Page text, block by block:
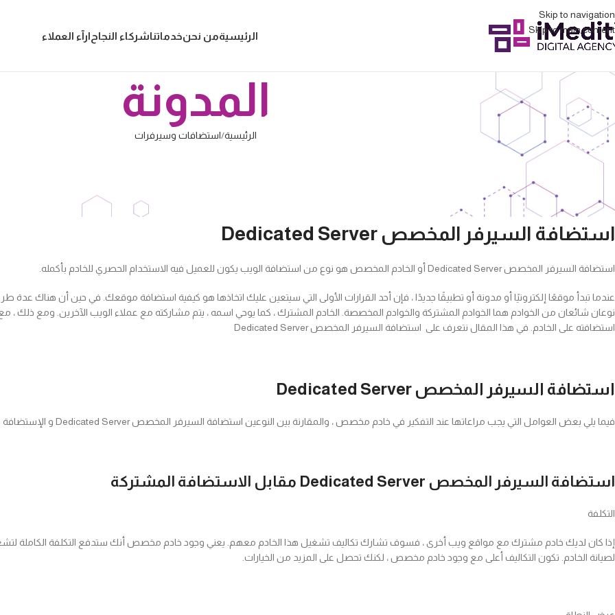
Skip to navigation
Skip to main content
الرئيسيةمن نحنخدماتناشركاء النجاح ارآء العملاء
المدونة
الرئيسية استضافات وسيرفرات
استضافة السيرفر المخصص Dedicated Server
استضافة السيرفر المخصص Dedicated Server أو الخادم المخصص هو نوع من استضافة الويب يكون للعميل فيه الاستخدام الحصري للخادم بأكمله.
عندما تبدأ موقعًا إلكترونيًا أو مدونة أو تطبيقًا جديدًا ، فإن أحد القرارات الأولى التي سيتعين عليك اتخاذها هو كيفية استضافة موقعك. في حين أن هناك
نوعان شائعان من الخوادم هما الخوادم المشتركة والخوادم المخصصة. الخادم المشترك ، كما يوحي اسمه ، يتم مشاركته مع عملاء الويب الآخرين. ومع
استضافته على الخادم. في هذا المقال نتعرف على استضافة السيرفر المخصص Dedicated Server
استضافة السيرفر المخصص Dedicated Server
فيما يلي بعض العوامل التي يجب مراعاتها عند التفكير في خادم مخصص ، والمقارنة بين النوعين استضافة السيرفر المخصص Dedicated Server و الإستضافة المشتركة.
استضافة السيرفر المخصص Dedicated Server مقابل الاستضافة المشتركة
التكلفة
إذا كان لديك خادم مشترك مع مواقع ويب أخرى ، فسوف تشارك تكاليف تشغيل هذا الخادم معهم. يعني وجود خادم مخصص أنك ستدفع التكلفة الكاملة لتشغيل
لصيانة الخادم. تكون التكاليف أعلى مع وجود خادم مخصص ، لكنك تحصل على المزيد من الخيارات.